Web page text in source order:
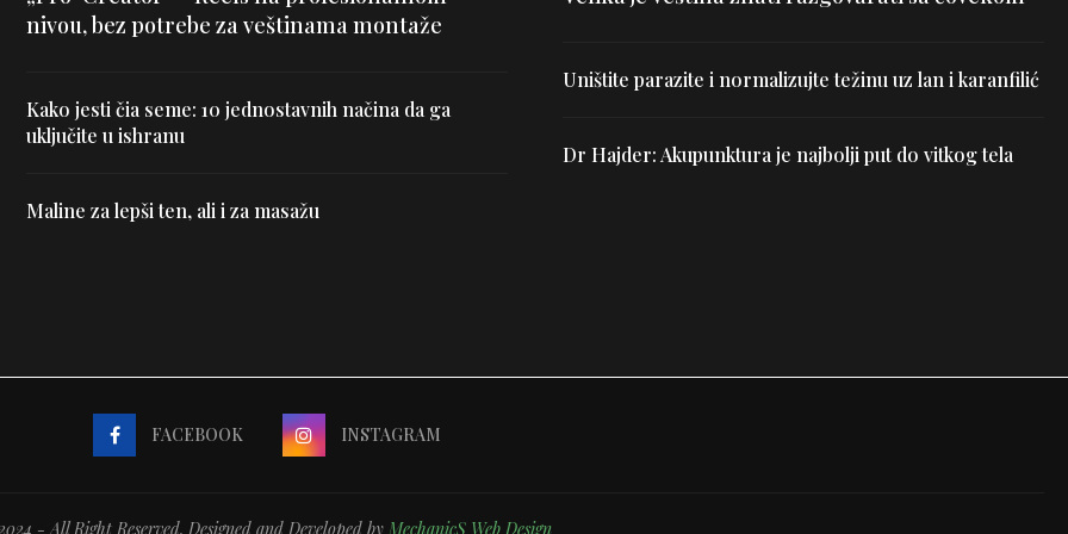
nivou, bez potrebe za veštinama montaže
Kako jesti čia seme: 10 jednostavnih načina da ga
uključite u ishranu
Maline za lepši ten, ali i za masažu
Uništite parazite i normalizujte težinu uz lan i karanfilić
Dr Hajder: Akupunktura je najbolji put do vitkog tela
FACEBOOK INSTAGRAM
- All Right Reserved. Designed and Developed by MechanicS Web Design